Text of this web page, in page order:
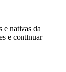
e nativas da
e continuar